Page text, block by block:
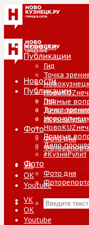
Новости
Публикации
Гид
Точка зрения
Прямые
Дело
#КузняРулит
Фото
Фото дня
VK
ОК
Youtube
Новости
Публикации
Гид
Точка
Прямые
Дело
#КузняРулит
Фото
Фото дня
VK
ОК
Youtube